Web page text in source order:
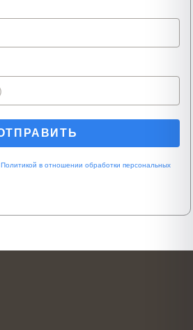
Политикой в отношении обработки персональных